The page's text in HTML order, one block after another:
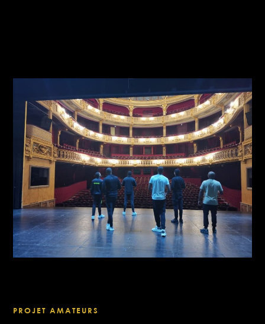
PROJET AMATEURS